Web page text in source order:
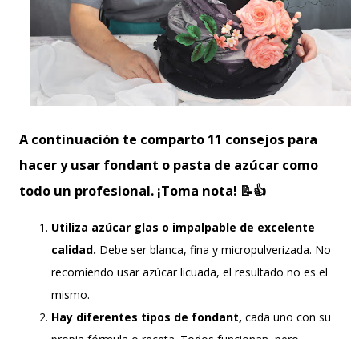
A continuación te comparto 11 consejos para
hacer y usar fondant o pasta de azúcar como
todo un profesional. ¡Toma nota! 📝👍
Utiliza azúcar glas o impalpable de excelente
calidad. Debe ser blanca, fina y micropulverizada. No
recomiendo usar azúcar licuada, el resultado no es el
mismo.
Hay diferentes tipos de fondant, cada uno con su